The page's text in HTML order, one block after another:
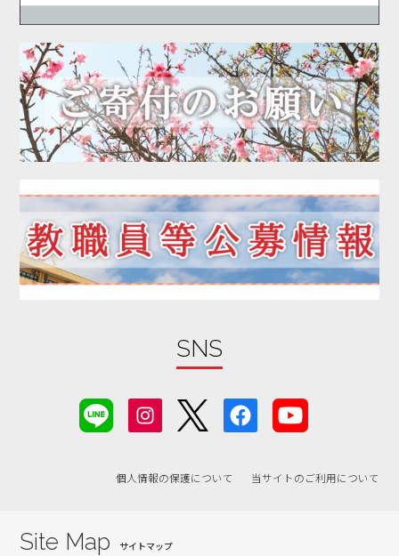
2020年06月
2020年05月
2020年04月
2020年03月
2020年02月
2020年01月
2019年11月
2019年10月
2019年09月
2019年08月
2019年04月
2019年03月
2018年11月
SNS
個人情報の保護について 当サイトのご利用について
Site Map